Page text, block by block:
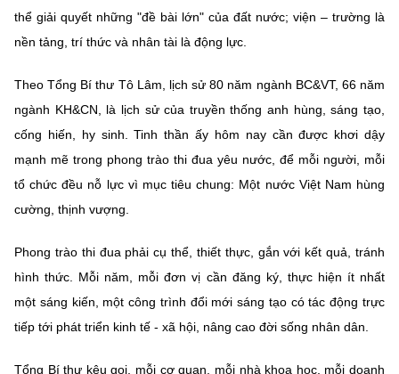
thể giải quyết những "đề bài lớn" của đất nước; viện – trường là
nền tảng, trí thức và nhân tài là động lực.
Theo Tổng Bí thư Tô Lâm, lịch sử 80 năm ngành BC&VT, 66 năm
ngành KH&CN, là lịch sử của truyền thống anh hùng, sáng tạo,
cống hiến, hy sinh. Tinh thần ấy hôm nay cần được khơi dậy
mạnh mẽ trong phong trào thi đua yêu nước, để mỗi người, mỗi
tổ chức đều nỗ lực vì mục tiêu chung: Một nước Việt Nam hùng
cường, thịnh vượng.
Phong trào thi đua phải cụ thể, thiết thực, gắn với kết quả, tránh
hình thức. Mỗi năm, mỗi đơn vị cần đăng ký, thực hiện ít nhất
một sáng kiến, một công trình đổi mới sáng tạo có tác động trực
tiếp tới phát triển kinh tế - xã hội, nâng cao đời sống nhân dân.
Tổng Bí thư kêu gọi, mỗi cơ quan, mỗi nhà khoa học, mỗi doanh